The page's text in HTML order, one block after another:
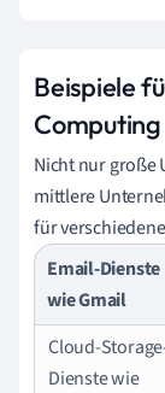
Beispiele
Computing
Nicht nur große
mittlere
für
Email-Dienste
wie Gmail
Cloud-
Dienste wie